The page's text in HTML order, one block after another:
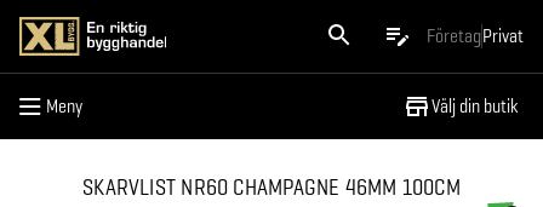
FöretagPrivat
Meny Välj din butik
Meny
SKARVLIST NR60 CHAMPAGNE 46MM 100CM